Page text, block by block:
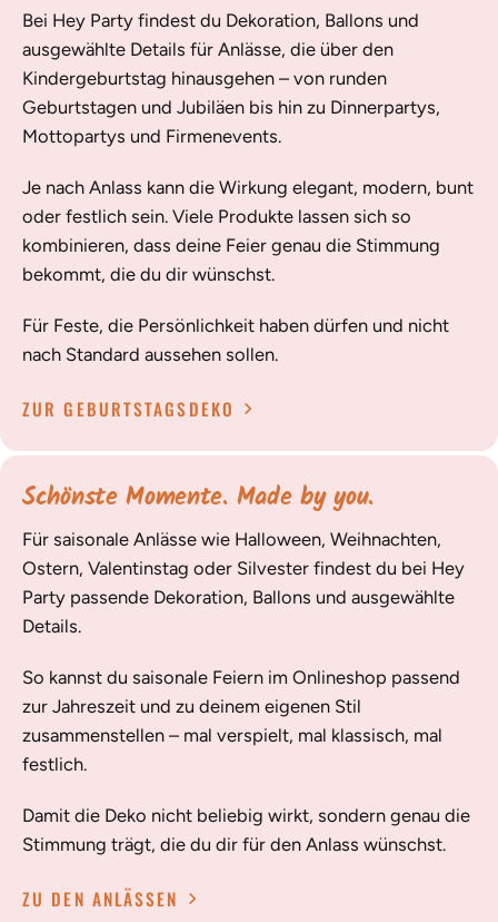
Bei Hey Party findest du Dekoration, Ballons und
ausgewählte Details für Anlässe, die über den
Kindergeburtstag hinausgehen – von runden
Geburtstagen und Jubiläen bis hin zu Dinnerpartys,
Mottopartys und Firmenevents.
Je nach Anlass kann die Wirkung elegant, modern, bunt
oder festlich sein. Viele Produkte lassen sich so
kombinieren, dass deine Feier genau die Stimmung
bekommt, die du dir wünschst.
Für Feste, die Persönlichkeit haben dürfen und nicht
nach Standard aussehen sollen.
ZUR GEBURTSTAGSDEKO
Schönste Momente. Made by you.
Für saisonale Anlässe wie Halloween, Weihnachten,
Ostern, Valentinstag oder Silvester findest du bei Hey
Party passende Dekoration, Ballons und ausgewählte
Details.
So kannst du saisonale Feiern im Onlineshop passend
zur Jahreszeit und zu deinem eigenen Stil
zusammenstellen – mal verspielt, mal klassisch, mal
festlich.
Damit die Deko nicht beliebig wirkt, sondern genau die
Stimmung trägt, die du dir für den Anlass wünschst.
ZU DEN ANLÄSSEN